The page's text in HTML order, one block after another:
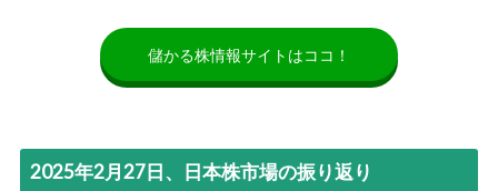
儲かる株情報サイトはココ！
2025年2月27日、日本株市場の振り返り